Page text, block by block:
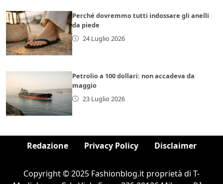
Perché dovremmo tutti indossare gli anelli
da piede
24 Luglio 2026
Petrolio a 100 dollari: non accadeva da
maggio
23 Luglio 2026
Redazione Privacy Policy Disclaimer
Copyright © 2025 Fashionblog.it proprietà di T-